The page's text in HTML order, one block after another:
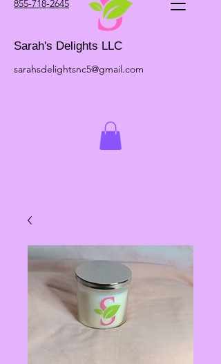
855-718-2645
Sarah's Delights LLC
sarahsdelightsnc5@gmail.com